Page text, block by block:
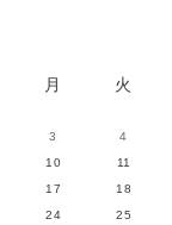
月 火
3
4
10
11
17
18
24
25